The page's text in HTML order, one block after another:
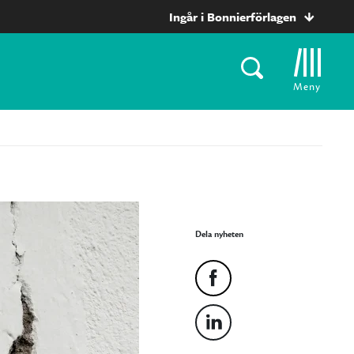
Ingår i Bonnierförlagen
Meny
Dela nyheten